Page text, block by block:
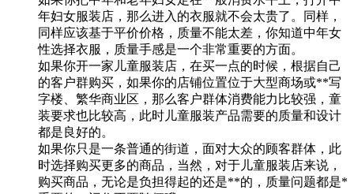
年妇女服装店，那么进入的衣服就不会太贵了。同样，
同样应该基于平价价格，质量不能太差，你知道中年女
性选择衣服，质量手感是一个非常重要的方面。
如果你开一家儿童服装店，在买一点的时候，根据自己
的客户群购买，如果你的店铺位置位于大型商场或**写
字楼、繁华商业区，那么客户群体消费能力比较强，童
装要求也比较高，此时儿童服装产品需要的质量和设计
都是良好的。
如果你只是一条普通的街道，面对大众的顾客群体，此
时选择购买更多的商品，当然，对于儿童服装店来说，
购买商品，无论是负担得起的还是**的，质量问题都是*